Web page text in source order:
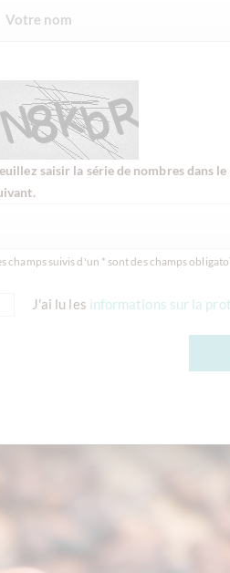
saisir la série de nombres dans
champs suivis d'un * sont des champs
J'ai lu les informations sur la